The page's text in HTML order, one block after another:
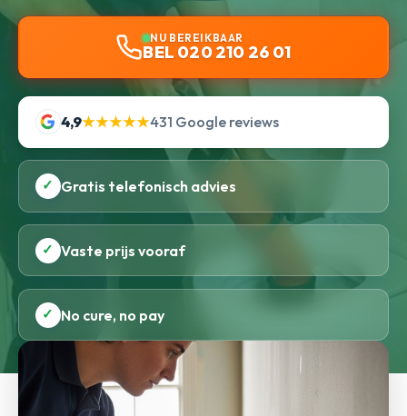
NU BEREIKBAAR
BEL 020 210 26 01
4,9★★★★★431 Google reviews
✓ Gratis telefonisch advies
✓ Vaste prijs vooraf
✓ No cure, no pay